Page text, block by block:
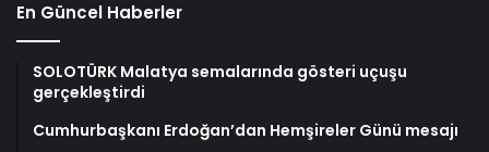
En Güncel Haberler
SOLOTÜRK Malatya semalarında gösteri uçuşu
gerçekleştirdi
Cumhurbaşkanı Erdoğan’dan Hemşireler Günü mesajı